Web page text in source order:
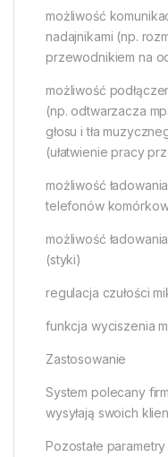
możliwość
nadajnikami (np.
przewodnikiem na
możliwość
(np. odtwarzacza
głosu i tła
(ułatwienie pracy
możliwość
telefonów
możliwość
(styki)
regulacja czułości
funkcja wyciszenia
Zastosowanie
System polecany
wysyłają swoich
Pozostałe